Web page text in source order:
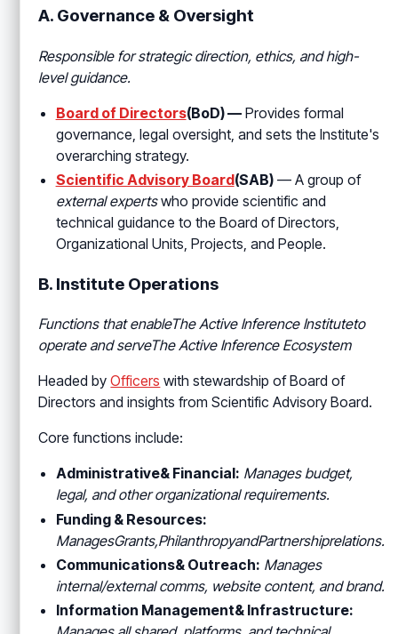
A. Governance & Oversight
Responsible for strategic direction, ethics, and high-
level guidance.
Board of Directors(BoD) —Provides formal
governance, legal oversight, and sets the Institute's
overarching strategy.
Scientific Advisory Board(SAB)— A group of
external expertswho provide scientific and
technical guidance to the Board of Directors,
Organizational Units, Projects, and People.
B. Institute Operations
Functions that enableThe Active Inference Instituteto
operate and serveThe Active Inference Ecosystem
Headed byOfficers with stewardship of Board of
Directors and insights from Scientific Advisory Board.
Core functions include:
Administrative& Financial: Manages budget,
legal, and other organizational requirements.
Funding & Resources:
ManagesGrants,PhilanthropyandPartnershiprelations.
Communications& Outreach: Manages
internal/external comms, website content, and brand.
Information Management& Infrastructure: